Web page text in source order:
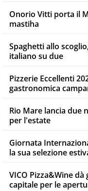
Onorio Vitti porta il
mastiha
Spaghetti allo
italiano su due
Pizzerie Eccellenti
gastronomica
Rio Mare lancia due
per l'estate
Giornata
la sua selezione
VICO Pizza&Wine
capitale per le